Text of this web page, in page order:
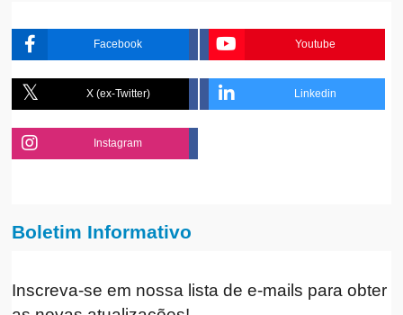
Facebook Youtube
X (ex-Twitter) Linkedin
Instagram
Boletim Informativo
Inscreva-se em nossa lista de e-mails para obter